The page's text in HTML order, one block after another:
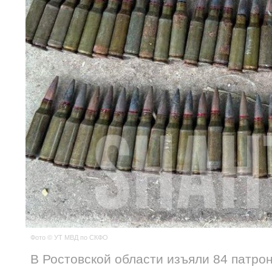
Фото © УТ МВД по СКФО
В Ростовской области изъяли 84